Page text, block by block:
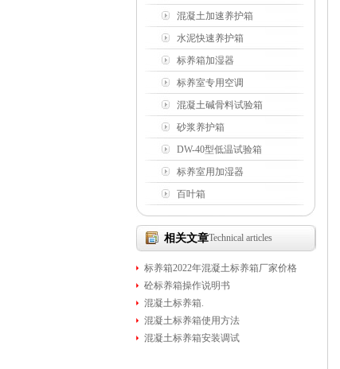
混凝土加速养护箱
水泥快速养护箱
标养箱加湿器
标养室专用空调
混凝土碱骨料试验箱
砂浆养护箱
DW-40型低温试验箱
标养室用加湿器
百叶箱
相关文章Technical articles
标养箱2022年混凝土标养箱厂家价格
砼标养箱操作说明书
混凝土标养箱.
混凝土标养箱使用方法
混凝土标养箱安装调试